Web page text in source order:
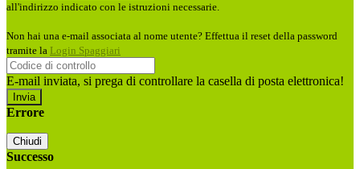
all'indirizzo indicato con le istruzioni necessarie.
Non hai una e-mail associata al nome utente? Effettua il reset della password
tramite la Login Spaggiari
E-mail inviata, si prega di controllare la casella di posta elettronica!
Errore
Chiudi
Successo